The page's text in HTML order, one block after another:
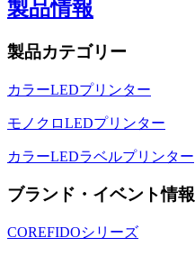
製品情報
製品カテゴリー
カラーLEDプリンター
モノクロLEDプリンター
カラーLEDラベルプリンター
ブランド・イベント情報
COREFIDOシリーズ